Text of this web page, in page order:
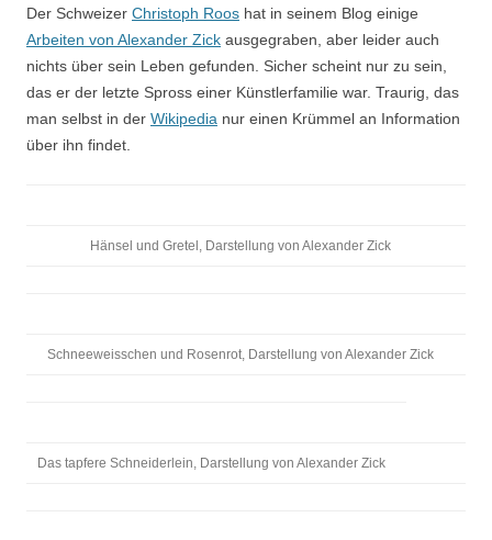
Der Schweizer Christoph Roos hat in seinem Blog einige
Arbeiten von Alexander Zick ausgegraben, aber leider auch
nichts über sein Leben gefunden. Sicher scheint nur zu sein,
das er der letzte Spross einer Künstlerfamilie war. Traurig, das
man selbst in der Wikipedia nur einen Krümmel an Information
über ihn findet.
Hänsel und Gretel, Darstellung von Alexander Zick
Schneeweisschen und Rosenrot, Darstellung von Alexander Zick
Das tapfere Schneiderlein, Darstellung von Alexander Zick